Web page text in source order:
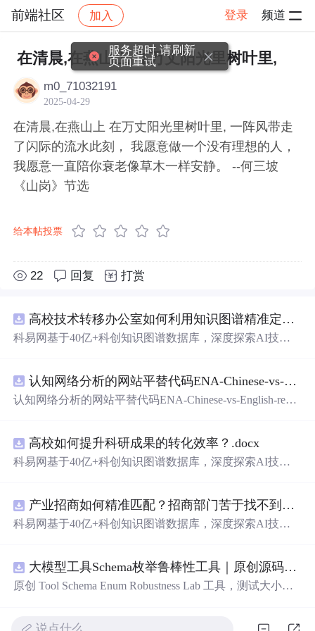
前端社区 加入 登录 频道
社区 前端社区 感慨 帖子详情
在清晨,在燕山上 在万丈阳光里树叶里,
m0_71032191
2025-04-29
在清晨,在燕山上 在万丈阳光里树叶里, 一阵风带走
了闪际的流水此刻， 我愿意做一个没有理想的人，
我愿意一直陪你衰老像草木一样安静。 --何三坡
《山岗》节选
给本帖投票
22 回复 打赏
高校技术转移办公室如何利用知识图谱精准定位产业需求与技术适配点？.docx
科易网基于40亿+科创知识图谱数据库，深度探索AI技术
新领域的AI+数智化解决方案，推动科技创新与产业创新
智能化发展。
认知网络分析的网站平替代码ENA-Chinese-vs-English-reproducible.zip
认知网络分析的网站平替代码ENA-Chinese-vs-English-repro
高校如何提升科研成果的转化效率？.docx
科易网基于40亿+科创知识图谱数据库，深度探索AI技术
新领域的AI+数智化解决方案，推动科技创新与产业创新
智能化发展。
产业招商如何精准匹配？招商部门苦于找不到符合产业链补链强链方向的目标企业怎么办？.docx
科易网基于40亿+科创知识图谱数据库，深度探索AI技术
新领域的AI+数智化解决方案，推动科技创新与产业创新
智能化发展。
大模型工具Schema枚举鲁棒性工具｜原创源码+测试+离线报告
原创 Tool Schema Enum Robustness Lab 工具，测试大小
说点什么…
服务超时,请刷新
页面重试